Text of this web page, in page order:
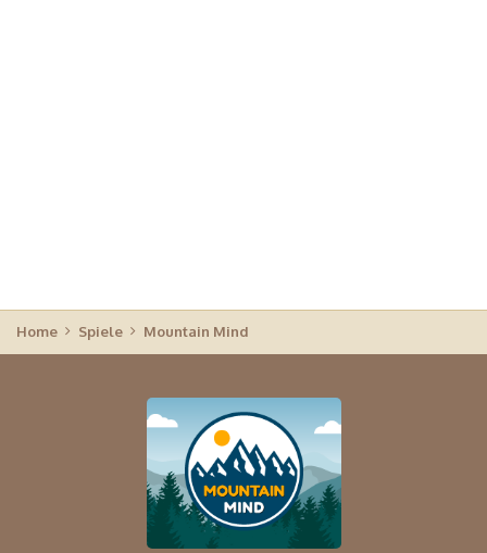
Home Spiele Mountain Mind